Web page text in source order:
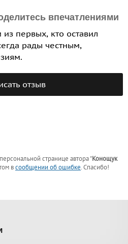
впечатлениями
первых, кто оставил
рады честным,
отзыв
странице автора "Конощук
всообщении об ошибке. Спасибо!